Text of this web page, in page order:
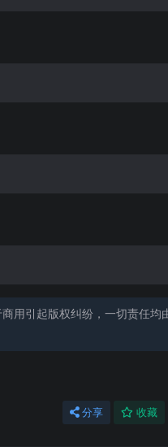
用引起版权纠纷，一切责任均
分享 收藏